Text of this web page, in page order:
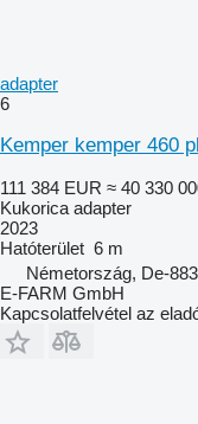
adapter
6
Kemper kemper 460
111 384 EUR ≈ 40 330
Kukorica adapter
2023
Hatóterület 6 m
Németország, De-
E-FARM GmbH
Kapcsolatfelvétel az